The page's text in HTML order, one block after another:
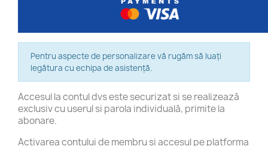
Pentru aspecte de personalizare vă rugăm să luați
legătura cu echipa de asistență.
Accesul la contul dvs este securizat si se realizează
exclusiv cu userul si parola individuală, primite la
abonare.
Activarea contului de membru și accesul pe platforma